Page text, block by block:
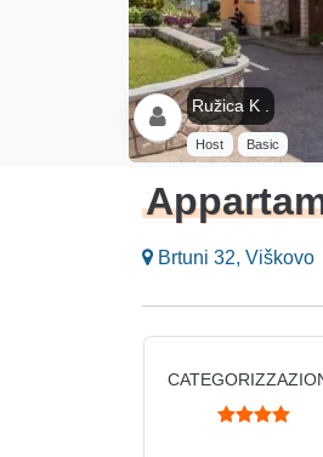
Ružica K .
Host Basic
Brtuni 32, Viškovo